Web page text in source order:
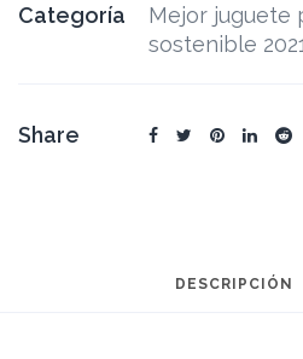
Categoría
Mejor juguete
sostenible
Share
DESCRIPCIÓN